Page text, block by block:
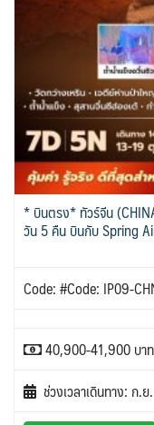
* บินตรง* ทัวร์จีน
วัน 5 คืน บินกับ
Code: #Code: IP09-
40,900-41,900 บาท
ช่วงเวลาเดินทาง: ก.